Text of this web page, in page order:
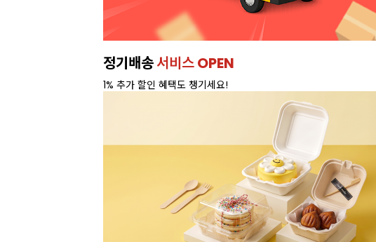
정기배송서비스 OPEN
1% 추가 할인 혜택도 챙기세요!